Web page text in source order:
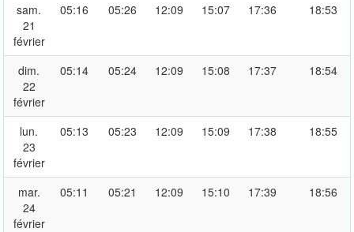
sam.
21
février
05:16 05:26 12:09 15:07 17:36 18:53
dim.
22
février
05:14 05:24 12:09 15:08 17:37 18:54
lun.
23
février
05:13 05:23 12:09 15:09 17:38 18:55
mar.
24
février
05:11 05:21 12:09 15:10 17:39 18:56